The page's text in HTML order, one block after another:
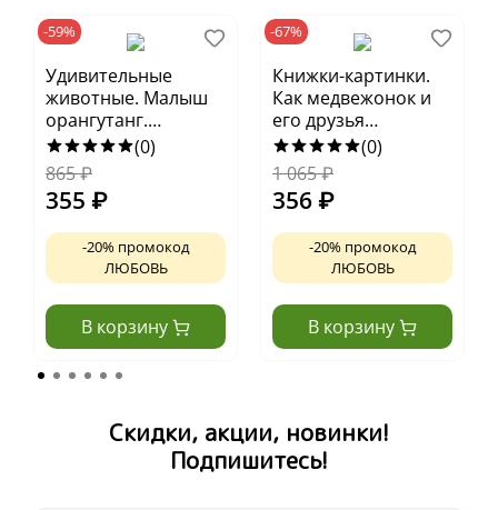
-59%
Удивительные
животные. Малыш
орангутанг.
Приключения в
тропиках
(0)
865₽
355 ₽
-20% промокод
ЛЮБОВЬ
В корзину
-67%
Книжки-картинки.
Как медвежонок и
его друзья
научились
мириться
(0)
1 065₽
356 ₽
-20% промокод
ЛЮБОВЬ
В корзину
Скидки, акции, новинки!
Подпишитесь!